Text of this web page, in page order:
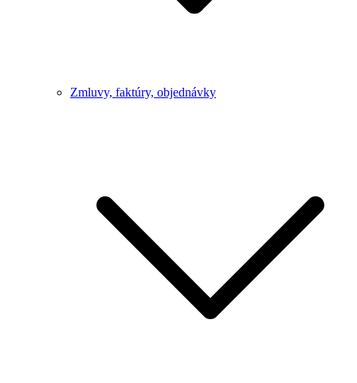
Zmluvy, faktúry, objednávky